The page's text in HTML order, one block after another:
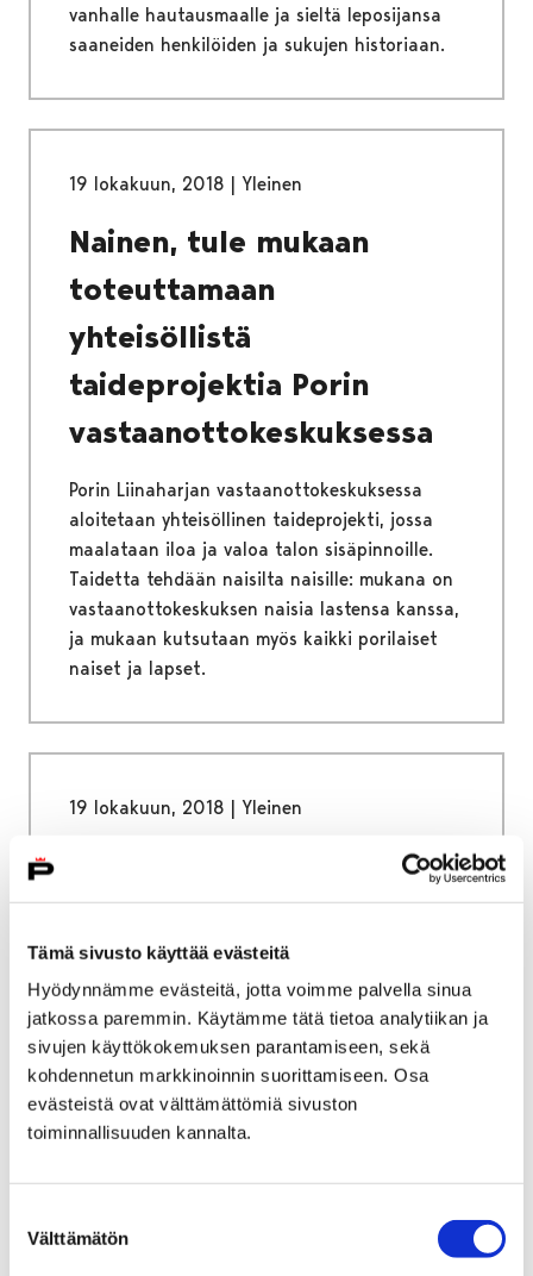
Tämä sivusto käyttää evästeitä
Hyödynnämme evästeitä, jotta voimme palvella sinua
jatkossa paremmin. Käytämme tätä tietoa analytiikan ja
sivujen käyttökokemuksen parantamiseen, sekä
kohdennetun markkinoinnin suorittamiseen. Osa
evästeistä ovat välttämättömiä sivuston
toiminnallisuuden kannalta.
valinta
Välttämätön
vanhalle hautausmaalle ja sieltä leposijansa
saaneiden henkilöiden ja sukujen historiaan.
19 lokakuun, 2018 | Yleinen
Nainen, tule mukaan
toteuttamaan
yhteisöllistä
taideprojektia Porin
vastaanottokeskuksessa
Porin Liinaharjan vastaanottokeskuksessa
aloitetaan yhteisöllinen taideprojekti, jossa
maalataan iloa ja valoa talon sisäpinnoille.
Taidetta tehdään naisilta naisille: mukana on
vastaanottokeskuksen naisia lastensa kanssa,
ja mukaan kutsutaan myös kaikki porilaiset
naiset ja lapset.
19 lokakuun, 2018 | Yleinen
Liikuntatilojen vuorojen
haku käynnissä
Vuorohakemukset liikuntatiloihin ja
leirikeskuksiin on jätettävä määräaikaan
mennessä. Vapaita vuoroja voi varata myös
keskellä kautta.
Kulta-Kallea muistellaan